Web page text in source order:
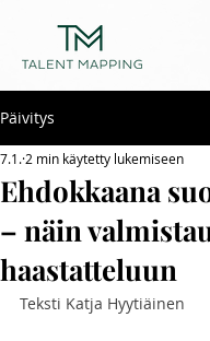
Päivitys
Ehdokkaana
– näin
haastatteluun
7.1. 2 min käytetty lukemiseen
Teksti Katja Hyytiäinen